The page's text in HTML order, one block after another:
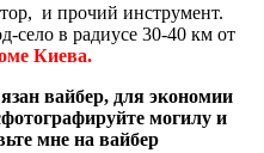
и прочий инструмент.
село в радиусе 30-40 км от
Киева.
вайбер, для экономии
могилу и
мне на вайбер